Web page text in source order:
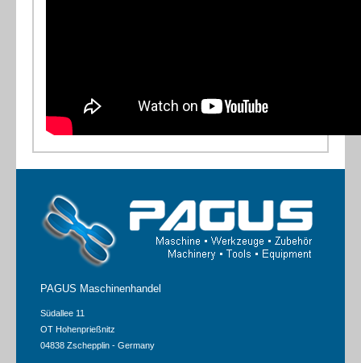
PAGUS Maschinenhandel
Südallee 11
OT Hohenprießnitz
04838 Zschepplin - Germany